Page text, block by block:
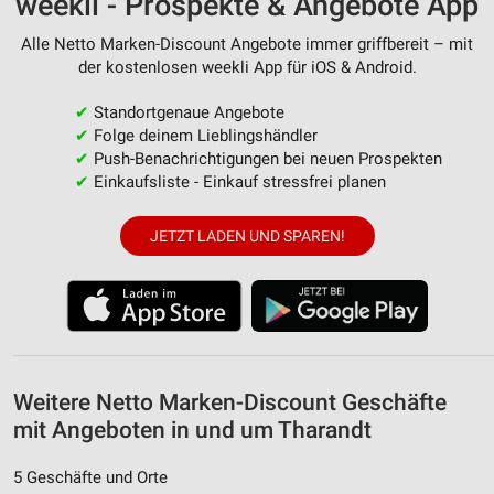
Alle Netto Marken-Discount Angebote immer griffbereit – mit
der kostenlosen weekli App für iOS & Android.
✔ Standortgenaue Angebote
✔ Folge deinem Lieblingshändler
✔ Push-Benachrichtigungen bei neuen Prospekten
✔ Einkaufsliste - Einkauf stressfrei planen
JETZT LADEN UND SPAREN!
Weitere Netto Marken-Discount Geschäfte
mit Angeboten in und um Tharandt
5 Geschäfte und Orte
Messung der Werbeleistung
Messung der Performance von Inhalten
Kombinationen von Daten aus verschiedenen
Quellen
Entwicklung und Verbesserung der Angebote
Verwendung reduzierter Daten zur Auswahl von
IAB-Besonderheiten:
Verwendung genauer Standortdaten
Nicht-IAB-Verarbeitungszwecke:
Notwendig